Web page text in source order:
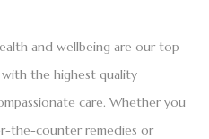
and wellbeing are our top
the highest quality
care. Whether you
the-counter remedies or